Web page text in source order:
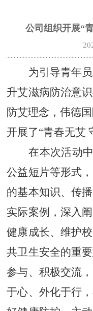
公司组织开展“
为引导青年
升艾滋病防治意
防艾理念，伟德
开展了“青春无艾
在本次活动
公益短片等形式
的基本知识、传
实际案例，深入
健康成长、维护
共卫生安全的重
参与、积极交流
于心、外化于行